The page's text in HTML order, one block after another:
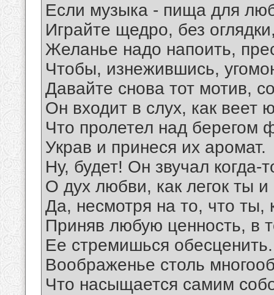
Если музыка - пища для
Играйте щедро, без
Желанье надо напоить,
Чтобы, изнежившись,
Давайте снова тот мотив,
Он входит в слух, как веет
Что пролетел над берегом
Украв и принеся их аромат.
Ну, будет! Он звучал когда-
О дух любви, как легок ты
Да, несмотря на то, что ты,
Приняв любую ценность, в
Ее стремишься
Воображенье столь
Что насыщается самим